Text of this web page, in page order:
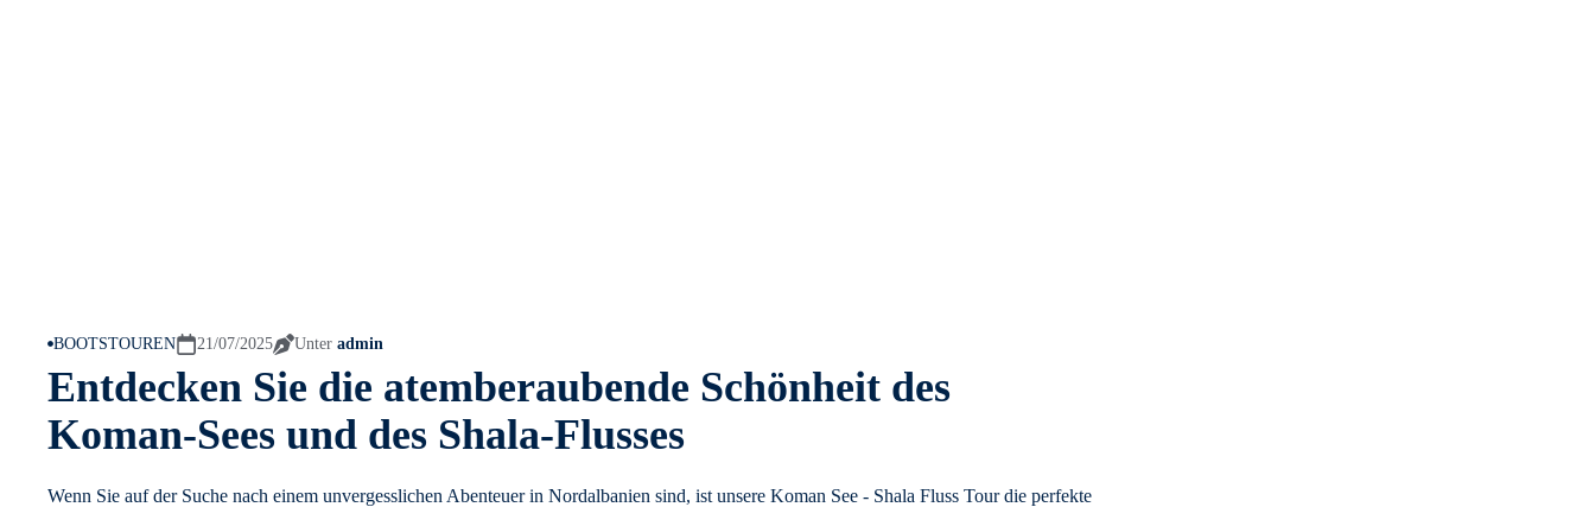
BOOTSTOUREN 21/07/2025 Unter admin
Entdecken Sie die atemberaubende Schönheit des
Koman-Sees und des Shala-Flusses
Wenn Sie auf der Suche nach einem unvergesslichen Abenteuer in Nordalbanien sind, ist unsere Koman See - Shala Fluss Tour die perfekte